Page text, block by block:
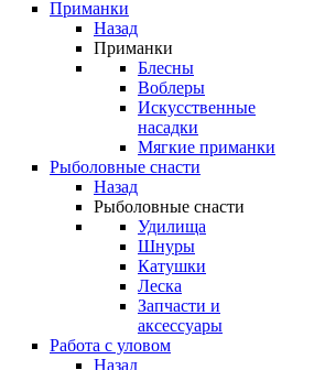
Приманки
Назад
Приманки
Блесны
Воблеры
Искусственные
насадки
Мягкие приманки
Рыболовные снасти
Назад
Рыболовные снасти
Удилища
Шнуры
Катушки
Леска
Запчасти и
аксессуары
Работа с уловом
Назад